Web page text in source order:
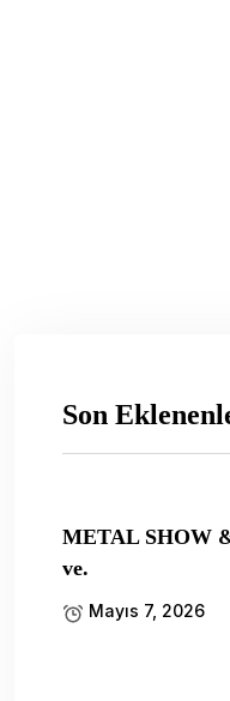
Son
METAL SHOW
ve.
Mayıs 7, 2026